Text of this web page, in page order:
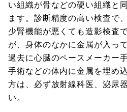
い組織が骨などの硬い組織と
ます。診断精度の高い検査で
少腎機能が悪くても造影検査
が、身体のなかに金属が入っ
過去に心臓のペースメーカー
手術などの体内に金属を埋め
方は、必ず放射線科医、泌尿
い。